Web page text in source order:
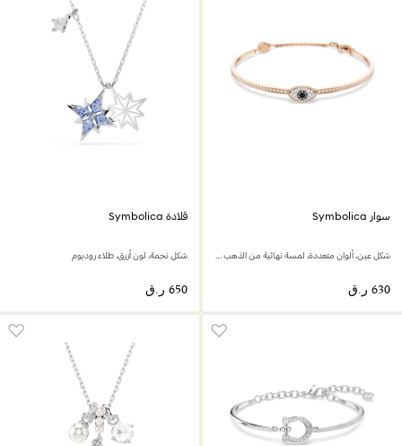
سوار Symbolica
شكل عين، ألوان متعددة، لمسة نهائية من الذهب الوردي عيار 18 قيراط
قلادة Symbolica
شكل نجمة، لون أزرق، طلاء روديوم